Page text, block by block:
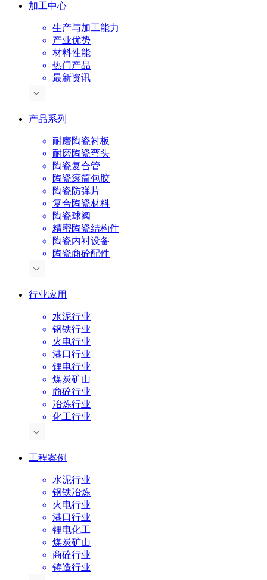
加工中心
生产与加工能力
产业优势
材料性能
热门产品
最新资讯
产品系列
耐磨陶瓷衬板
耐磨陶瓷弯头
陶瓷复合管
陶瓷滚筒包胶
陶瓷防弹片
复合陶瓷材料
陶瓷球阀
精密陶瓷结构件
陶瓷内衬设备
陶瓷商砼配件
行业应用
水泥行业
钢铁行业
火电行业
港口行业
锂电行业
煤炭矿山
商砼行业
冶炼行业
化工行业
工程案例
水泥行业
钢铁冶炼
火电行业
港口行业
锂电化工
煤炭矿山
商砼行业
铸造行业